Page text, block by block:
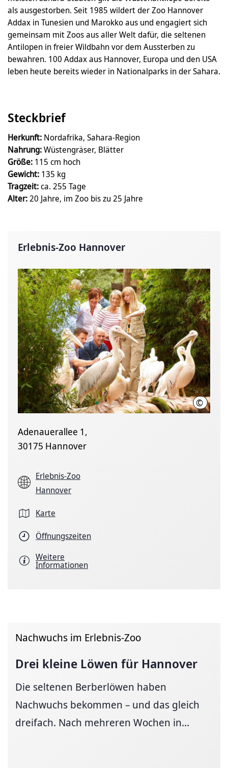
als ausgestorben. Seit 1985 wildert der Zoo Hannover
Addax in Tunesien und Marokko aus und engagiert sich
gemeinsam mit Zoos aus aller Welt dafür, die seltenen
Antilopen in freier Wildbahn vor dem Aussterben zu
bewahren. 100 Addax aus Hannover, Europa und den USA
leben heute bereits wieder in Nationalparks in der Sahara.
Steckbrief
Herkunft: Nordafrika, Sahara-Region
Nahrung:Wüstengräser, Blätter
Größe: 115 cm hoch
Gewicht: 135 kg
Tragzeit:ca. 255 Tage
Alter:20 Jahre, im Zoo bis zu 25 Jahre
Erlebnis-Zoo Hannover
©
Adenauerallee 1,
30175 Hannover
Erlebnis-Zoo
Hannover
Karte
Öffnungszeiten
Weitere
Informationen
Nachwuchs im Erlebnis-Zoo
Drei kleine Löwen für Hannover
Die seltenen Berberlöwen haben
Nachwuchs bekommen – und das gleich
dreifach. Nach mehreren Wochen in...